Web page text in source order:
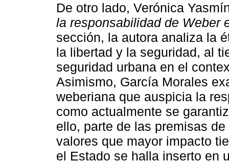
De otro lado, Verónica
la responsabilidad de Weber
sección, la autora analiza la
la libertad y la seguridad, al
seguridad urbana en el
Asimismo, García Morales
weberiana que auspicia la
como actualmente se
ello, parte de las premisas
valores que mayor impacto
el Estado se halla inserto en